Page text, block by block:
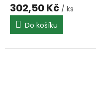
302,50 Kč / ks
Do košíku